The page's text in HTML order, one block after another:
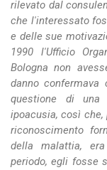
rilevato dal
che l'interessato
e delle sue
1990 l'Ufficio
Bologna non
danno
questione di una
ipoacusia, così che,
riconoscimento
della malattia,
periodo, egli fosse